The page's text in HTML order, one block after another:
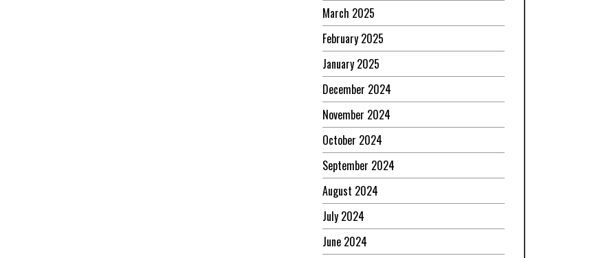
March 2025
February 2025
January 2025
December 2024
November 2024
October 2024
September 2024
August 2024
July 2024
June 2024